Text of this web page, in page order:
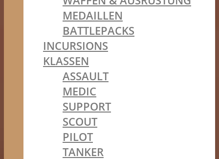
MEDAILLEN
BATTLEPACKS
INCURSIONS
KLASSEN
ASSAULT
MEDIC
SUPPORT
SCOUT
PILOT
TANKER